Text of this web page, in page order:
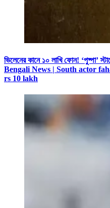
ভিলেনের কানে ১০ লাখি ফোন! ‘পুষ্পা’
Bengali News | South actor
rs 10 lakh